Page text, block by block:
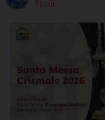
Troia